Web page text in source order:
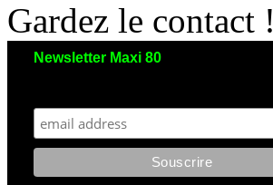
Gardez le contact !
Newsletter Maxi 80